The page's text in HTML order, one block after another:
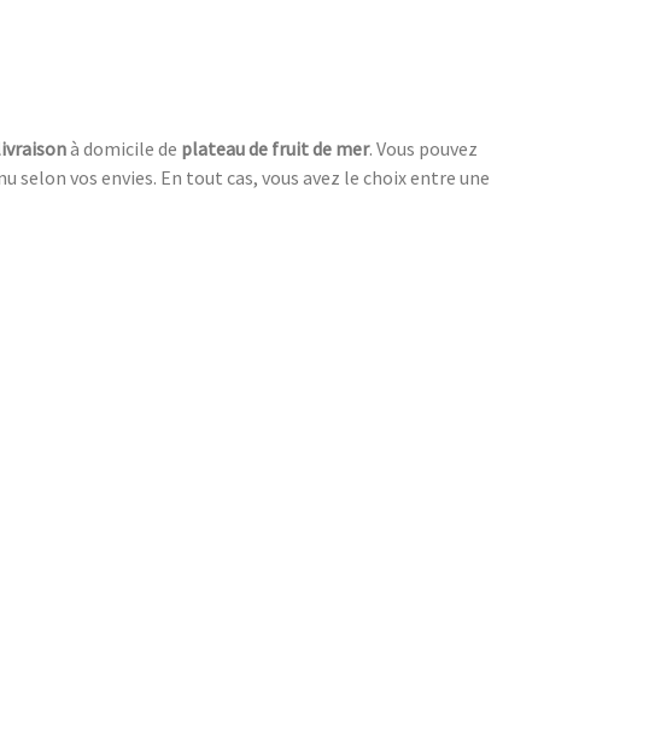
à domicile de plateau de fruit de mer. Vous pouvez
selon vos envies. En tout cas, vous avez le choix entre une